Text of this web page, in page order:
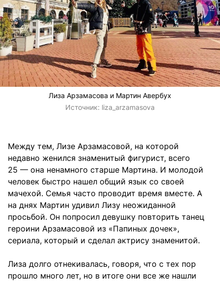
Лиза Арзамасова и Мартин Авербух
Источник: liza_arzamasova
Между тем, Лизе Арзамасовой, на которой
недавно женился знаменитый фигурист, всего
25 — она ненамного старше Мартина. И молодой
человек быстро нашел общий язык со своей
мачехой. Семья часто проводит время вместе. А
на днях Мартин удивил Лизу неожиданной
просьбой. Он попросил девушку повторить танец
героини Арзамасовой из «Папиных дочек»,
сериала, который и сделал актрису знаменитой.
Лиза долго отнекивалась, говоря, что с тех пор
прошло много лет, но в итоге они все же нашли